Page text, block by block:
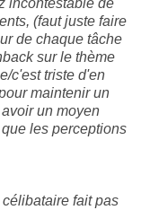
incontestable de
(faut juste faire
de chaque tâche
sur le thème
c'est triste d'en
maintenir un
un moyen
les perceptions
fait pas